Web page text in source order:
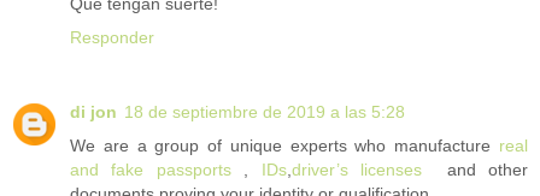
Responder
di jon 18 de septiembre de 2019 a las 5:28
We are a group of unique experts who manufacture real
and fake passports, IDs, driver’s licensesand other